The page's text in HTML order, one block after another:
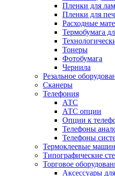
Пленки для
Пленки для
Расходные
Термобумага
Тонеры
Фотобумага
Чернила
Резальное
Сканеры
Телефония
АТС
АТС опции
Опции к
Телефоны
Телефоны
Термоклеевые
Типографические
Торговое
Аксессуары